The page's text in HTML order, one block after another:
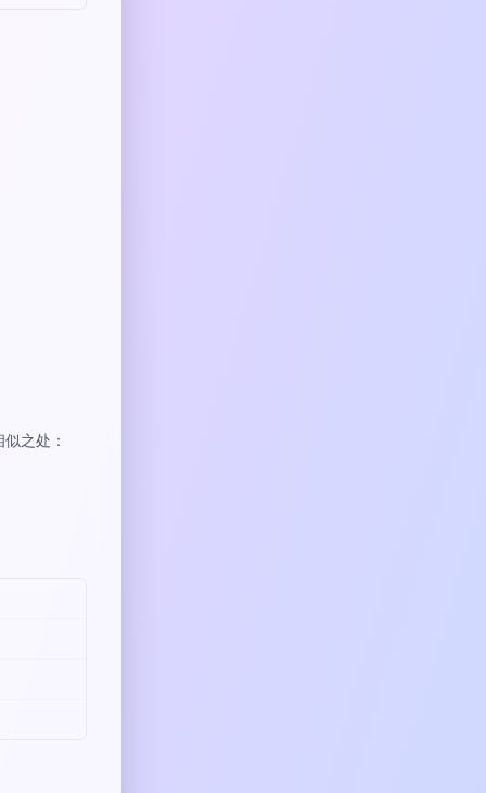
之处：